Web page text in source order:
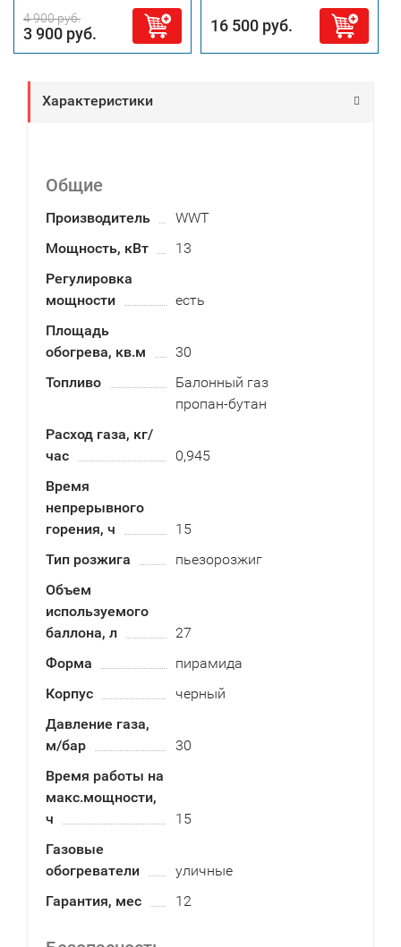
4 900 руб.
3 900 руб. 16 500 руб.
Характеристики
Общие
Производитель
WWT
Мощность, кВт
13
Регулировка
мощности
есть
Площадь
обогрева, кв.м
30
Топливо
Балонный газ
пропан-бутан
Расход газа, кг/
час
0,945
Время
непрерывного
горения, ч
15
Тип розжига
пьезорозжиг
Объем
используемого
баллона, л
27
Форма
пирамида
Корпус
черный
Давление газа,
м/бар
30
Время работы на
макс.мощности,
ч
15
Газовые
обогреватели
уличные
Гарантия, мес
12